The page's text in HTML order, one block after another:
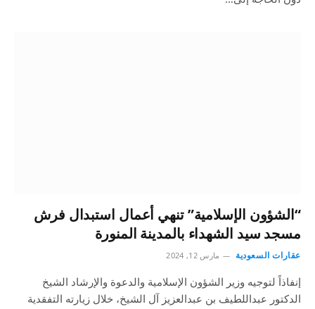
“الشؤون الإسلامية” تنهي أعمال استبدال فرش
مسجد سيد الشهداء بالمدينة المنورة
عقارات السعودية مارس 12, 2024
إنفاذاً لتوجيه وزير الشؤون الإسلامية والدعوة والإرشاد الشيخ
الدكتور عبداللطيف بن عبدالعزيز آل الشيخ، خلال زيارته التفقدية